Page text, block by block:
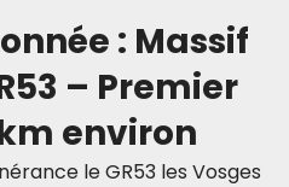
: Massif
– Premier
environ
le GR53 les Vosges